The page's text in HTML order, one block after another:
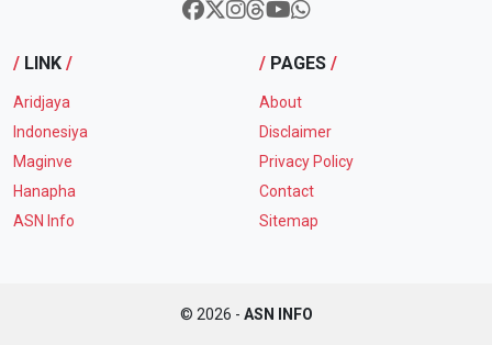
/ LINK /
Aridjaya
Indonesiya
Maginve
Hanapha
ASN Info
/ PAGES /
About
Disclaimer
Privacy Policy
Contact
Sitemap
© 2026 - ASN INFO